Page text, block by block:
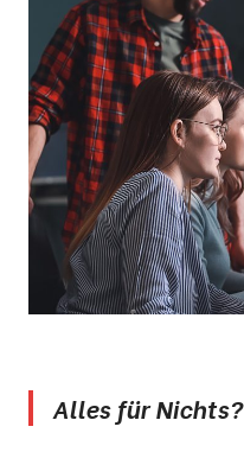
Alles für Nichts?